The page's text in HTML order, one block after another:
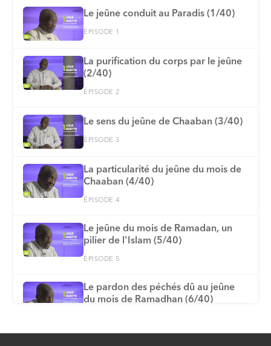
Le jeûne conduit au Paradis (1/40)
ÉPISODE 1
La purification du corps par le jeûne
(2/40)
ÉPISODE 2
Le sens du jeûne de Chaaban (3/40)
ÉPISODE 3
La particularité du jeûne du mois de
Chaaban (4/40)
ÉPISODE 4
Le jeûne du mois de Ramadan, un
pilier de l'Islam (5/40)
ÉPISODE 5
Le pardon des péchés dû au jeûne
du mois de Ramadhan (6/40)